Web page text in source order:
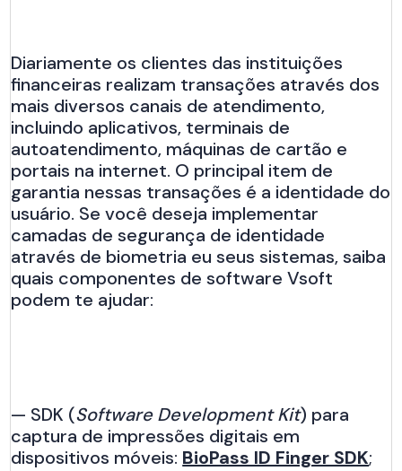
Diariamente os clientes das instituições
financeiras realizam transações através dos
mais diversos canais de atendimento,
incluindo aplicativos, terminais de
autoatendimento, máquinas de cartão e
portais na internet. O principal item de
garantia nessas transações é a identidade do
usuário. Se você deseja implementar
camadas de segurança de identidade
através de biometria eu seus sistemas, saiba
quais componentes de software Vsoft
podem te ajudar:
— SDK (Software Development Kit) para
captura de impressões digitais em
dispositivos móveis: BioPass ID Finger SDK;